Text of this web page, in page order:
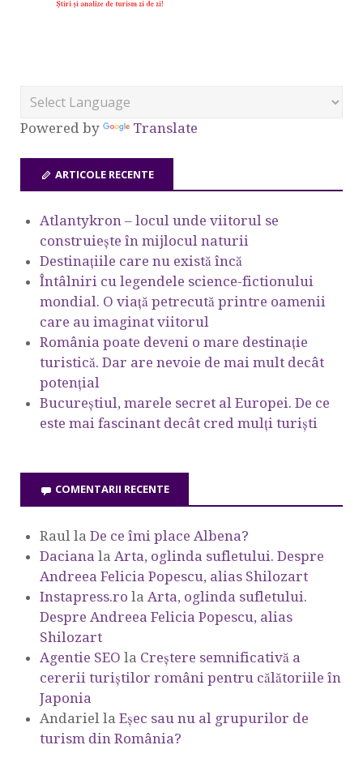
Powered by Translate
ARTICOLE RECENTE
Atlantykron – locul unde viitorul se
construiește în mijlocul naturii
Destinațiile care nu există încă
Întâlniri cu legendele science-fictionului
mondial. O viață petrecută printre oamenii
care au imaginat viitorul
România poate deveni o mare destinație
turistică. Dar are nevoie de mai mult decât
potențial
Bucureștiul, marele secret al Europei. De ce
este mai fascinant decât cred mulți turiști
COMENTARII RECENTE
Raul la De ce îmi place Albena?
Daciana la Arta, oglinda sufletului. Despre
Andreea Felicia Popescu, alias Shilozart
Instapress.ro la Arta, oglinda sufletului.
Despre Andreea Felicia Popescu, alias
Shilozart
Agentie SEO la Creștere semnificativă a
cererii turiștilor români pentru călătoriile în
Japonia
Andariel la Eşec sau nu al grupurilor de
turism din România?